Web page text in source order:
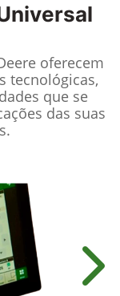
oferecem
tecnológicas,
que se
das suas